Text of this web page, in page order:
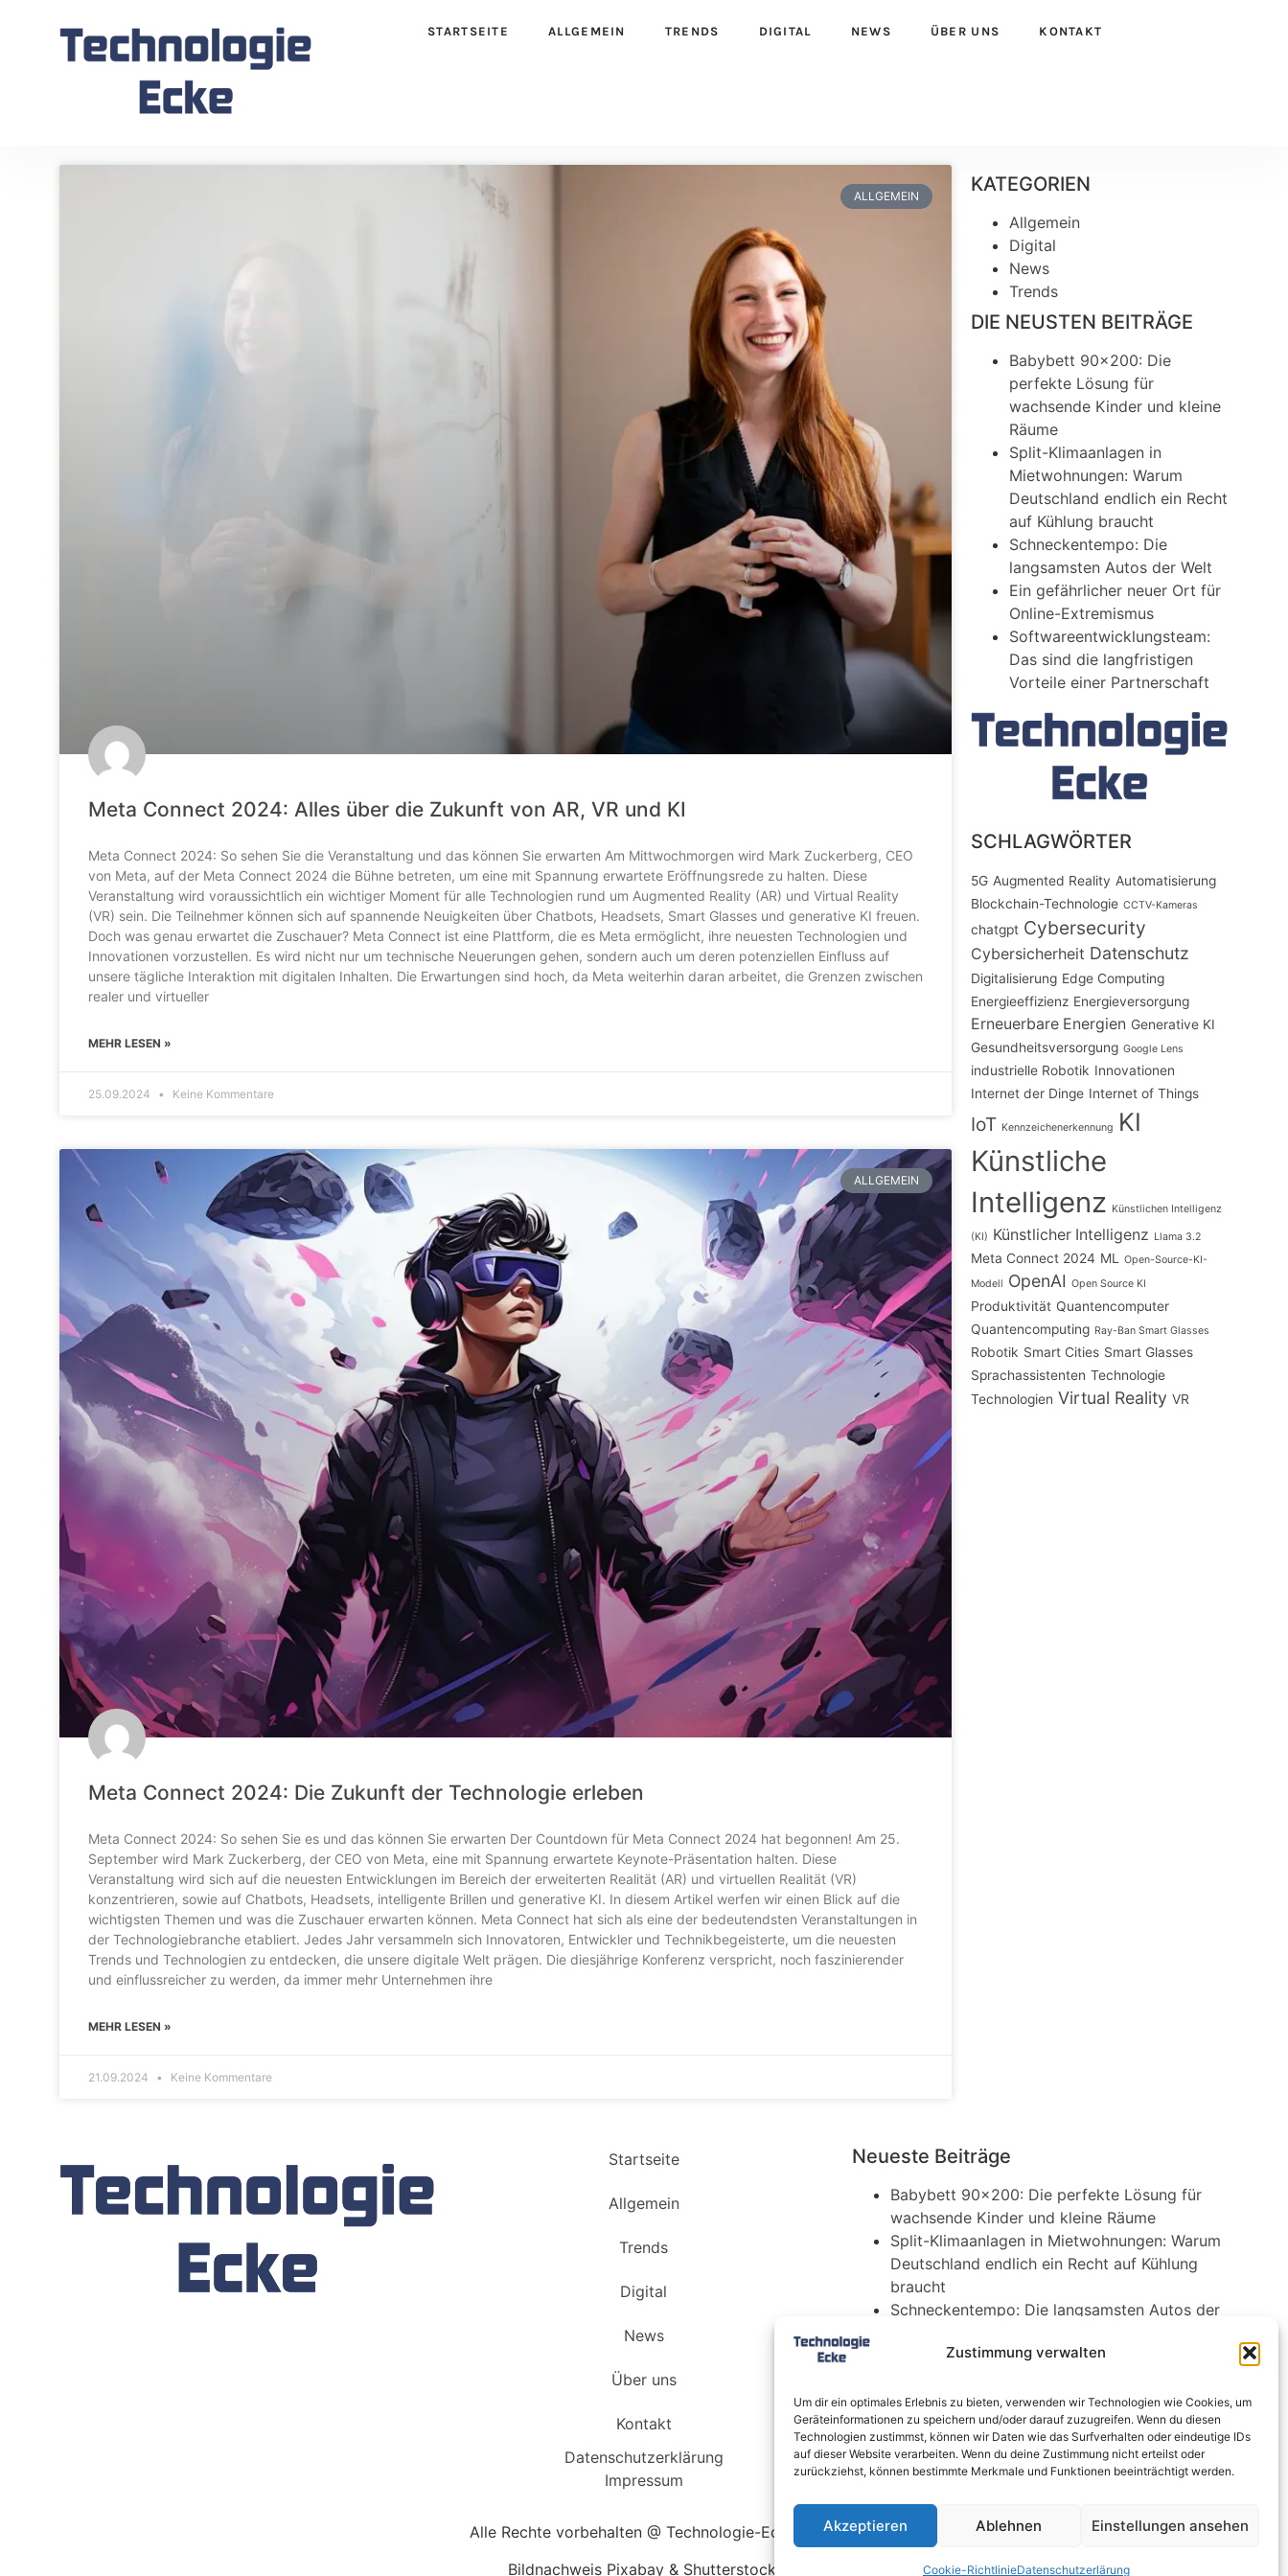
Zustimmung verwalten
Um dir ein optimales Erlebnis zu bieten, verwenden wir Technologien wie Cookies, um
Geräteinformationen zu speichern und/oder darauf zuzugreifen. Wenn du diesen
Technologien zustimmst, können wir Daten wie das Surfverhalten oder eindeutige IDs
auf dieser Website verarbeiten. Wenn du deine Zustimmung nicht erteilst oder
zurückziehst, können bestimmte Merkmale und Funktionen beeinträchtigt werden.
Akzeptieren Ablehnen Einstellungen ansehen
Cookie-RichtlinieDatenschutzerlärung
STARTSEITE ALLGEMEIN TRENDS DIGITAL NEWS ÜBER UNS KONTAKT
ALLGEMEIN
Meta Connect 2024: Alles über die Zukunft von AR, VR und KI
Meta Connect 2024: So sehen Sie die Veranstaltung und das können Sie erwarten Am Mittwochmorgen wird Mark Zuckerberg, CEO
von Meta, auf der Meta Connect 2024 die Bühne betreten, um eine mit Spannung erwartete Eröffnungsrede zu halten. Diese
Veranstaltung wird voraussichtlich ein wichtiger Moment für alle Technologien rund um Augmented Reality (AR) und Virtual Reality
(VR) sein. Die Teilnehmer können sich auf spannende Neuigkeiten über Chatbots, Headsets, Smart Glasses und generative KI freuen.
Doch was genau erwartet die Zuschauer? Meta Connect ist eine Plattform, die es Meta ermöglicht, ihre neuesten Technologien und
Innovationen vorzustellen. Es wird nicht nur um technische Neuerungen gehen, sondern auch um deren potenziellen Einfluss auf
unsere tägliche Interaktion mit digitalen Inhalten. Die Erwartungen sind hoch, da Meta weiterhin daran arbeitet, die Grenzen zwischen
realer und virtueller
MEHR LESEN »
25.09.2024 Keine Kommentare
ALLGEMEIN
Meta Connect 2024: Die Zukunft der Technologie erleben
Meta Connect 2024: So sehen Sie es und das können Sie erwarten Der Countdown für Meta Connect 2024 hat begonnen! Am 25.
September wird Mark Zuckerberg, der CEO von Meta, eine mit Spannung erwartete Keynote-Präsentation halten. Diese
Veranstaltung wird sich auf die neuesten Entwicklungen im Bereich der erweiterten Realität (AR) und virtuellen Realität (VR)
konzentrieren, sowie auf Chatbots, Headsets, intelligente Brillen und generative KI. In diesem Artikel werfen wir einen Blick auf die
wichtigsten Themen und was die Zuschauer erwarten können. Meta Connect hat sich als eine der bedeutendsten Veranstaltungen in
der Technologiebranche etabliert. Jedes Jahr versammeln sich Innovatoren, Entwickler und Technikbegeisterte, um die neuesten
Trends und Technologien zu entdecken, die unsere digitale Welt prägen. Die diesjährige Konferenz verspricht, noch faszinierender
und einflussreicher zu werden, da immer mehr Unternehmen ihre
MEHR LESEN »
21.09.2024 Keine Kommentare
KATEGORIEN
Allgemein
Digital
News
Trends
DIE NEUSTEN BEITRÄGE
Babybett 90×200: Die
perfekte Lösung für
wachsende Kinder und kleine
Räume
Split-Klimaanlagen in
Mietwohnungen: Warum
Deutschland endlich ein Recht
auf Kühlung braucht
Schneckentempo: Die
langsamsten Autos der Welt
Ein gefährlicher neuer Ort für
Online-Extremismus
Softwareentwicklungsteam:
Das sind die langfristigen
Vorteile einer Partnerschaft
SCHLAGWÖRTER
5G Augmented Reality Automatisierung
Blockchain-Technologie CCTV-Kameras
chatgpt Cybersecurity
Cybersicherheit Datenschutz
Digitalisierung Edge Computing
Energieeffizienz Energieversorgung
Erneuerbare Energien Generative KI
Gesundheitsversorgung Google Lens
industrielle Robotik Innovationen
Internet der Dinge Internet of Things
IoT Kennzeichenerkennung KI
Künstliche
Intelligenz Künstlichen Intelligenz
(KI) Künstlicher Intelligenz Llama 3.2
Meta Connect 2024 ML Open-Source-KI-
Modell OpenAI Open Source KI
Produktivität Quantencomputer
Quantencomputing Ray-Ban Smart Glasses
Robotik Smart Cities Smart Glasses
Sprachassistenten Technologie
Technologien Virtual Reality VR
Startseite
Allgemein
Trends
Digital
News
Über uns
Kontakt
Datenschutzerklärung
Impressum
Neueste Beiträge
Babybett 90×200: Die perfekte Lösung für
wachsende Kinder und kleine Räume
Split-Klimaanlagen in Mietwohnungen: Warum
Deutschland endlich ein Recht auf Kühlung
braucht
Schneckentempo: Die langsamsten Autos der
Ein gefährlicher neuer Ort für Online-
Softwareentwicklungsteam: Das sind die
langfristigen Vorteile einer Partnerschaft
Alle Rechte vorbehalten @ Technologie-Ecke.de
Bildnachweis Pixabay & Shutterstock